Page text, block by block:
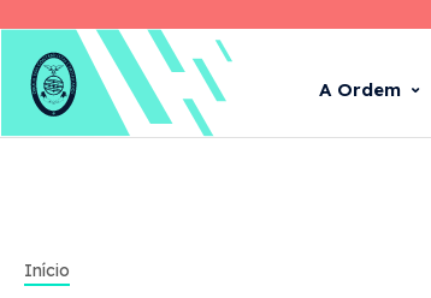
A Ordem
Início